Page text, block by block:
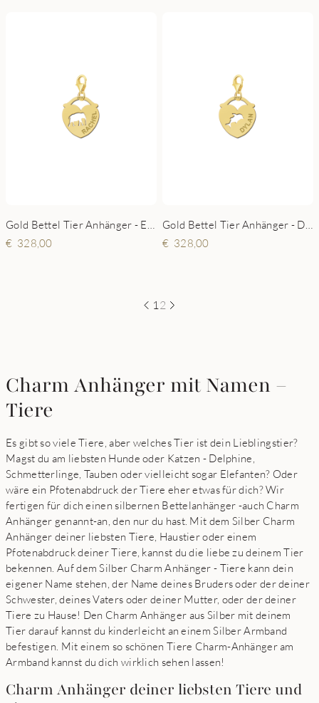
328,00
328,00
1 2
Charm Anhänger mit Namen –
Tiere
Es gibt so viele Tiere, aber welches Tier ist dein Lieblingstier?
Magst du am liebsten Hunde oder Katzen - Delphine,
Schmetterlinge, Tauben oder vielleicht sogar Elefanten? Oder
wäre ein Pfotenabdruck der Tiere eher etwas für dich? Wir
fertigen für dich einen silbernen Bettelanhänger -auch Charm
Anhänger genannt-an, den nur du hast. Mit dem Silber Charm
Anhänger deiner liebsten Tiere, Haustier oder einem
Pfotenabdruck deiner Tiere, kannst du die liebe zu deinem Tier
bekennen. Auf dem Silber Charm Anhänger - Tiere kann dein
eigener Name stehen, der Name deines Bruders oder der deiner
Schwester, deines Vaters oder deiner Mutter, oder der deiner
Tiere zu Hause! Den Charm Anhänger aus Silber mit deinem
Tier darauf kannst du kinderleicht an einem Silber Armband
befestigen. Mit einem so schönen Tiere Charm-Anhänger am
Armband kannst du dich wirklich sehen lassen!
Charm Anhänger deiner liebsten Tiere und